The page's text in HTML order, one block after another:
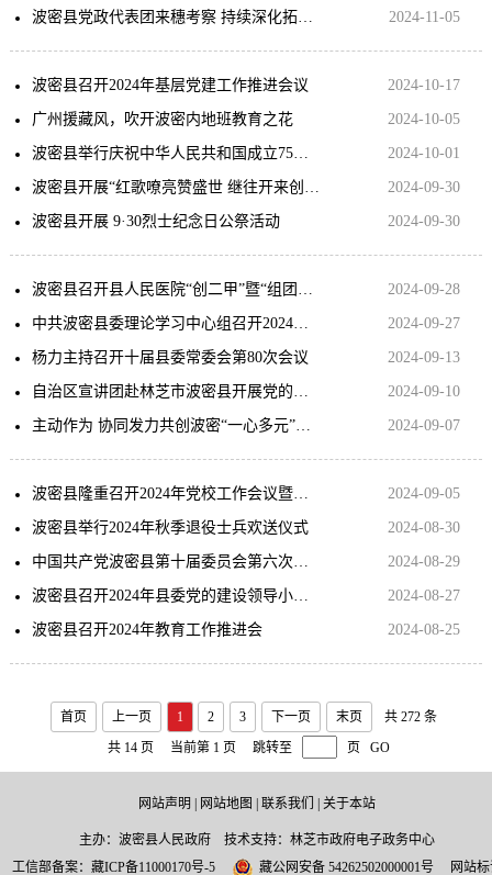
波密县党政代表团来穗考察 持续深化拓展 强化高效协作 携手推动对口支援工作走在前列 郭永航与杨力一行座谈交流 2024-11-05
波密县召开2024年基层党建工作推进会议 2024-10-17
广州援藏风，吹开波密内地班教育之花 2024-10-05
波密县举行庆祝中华人民共和国成立75周年“升国旗、唱国歌”仪式 2024-10-01
波密县开展“红歌嘹亮赞盛世 继往开来创辉煌”合唱比赛 2024-09-30
波密县开展 9·30烈士纪念日公祭活动 2024-09-30
波密县召开县人民医院“创二甲”暨“组团式”医疗援藏工作推进会 2024-09-28
中共波密县委理论学习中心组召开2024年第十一次学习会 2024-09-27
杨力主持召开十届县委常委会第80次会议 2024-09-13
自治区宣讲团赴林芝市波密县开展党的二十届三中全会和自治区党委十届六次全会精神宣讲报告会 2024-09-10
主动作为 协同发力共创波密“一心多元”创业就业发展新局面 2024-09-07
波密县隆重召开2024年党校工作会议暨秋季学期开学典礼 2024-09-05
波密县举行2024年秋季退役士兵欢送仪式 2024-08-30
中国共产党波密县第十届委员会第六次全体会议召开 2024-08-29
波密县召开2024年县委党的建设领导小组会议 2024-08-27
波密县召开2024年教育工作推进会 2024-08-25
首页 上一页 1 2 3 下一页 末页
共 272 条
共 14 页
当前第 1 页 跳转至 页 GO
网站声明 网站地图 联系我们 关于本站
主办：波密县人民政府 技术支持：林芝市政府电子政务中心
工信部备案： 藏ICP备11000170号-5 藏公网安备 54262502000001号 网站